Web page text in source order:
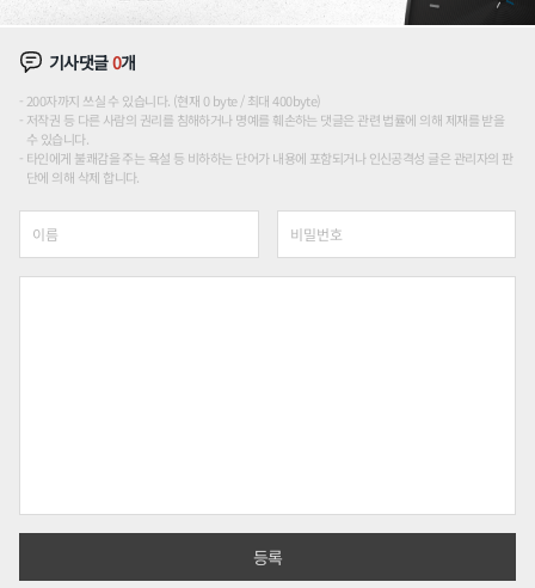
기사댓글0개
200자까지 쓰실 수 있습니다. (현재 0 byte / 최대 400byte)
저작권 등 다른 사람의 권리를 침해하거나 명예를 훼손하는 댓글은 관련 법률에 의해 제재를 받을
수 있습니다.
타인에게 불쾌감을 주는 욕설 등 비하하는 단어가 내용에 포함되거나 인신공격성 글은 관리자의 판
단에 의해 삭제 합니다.